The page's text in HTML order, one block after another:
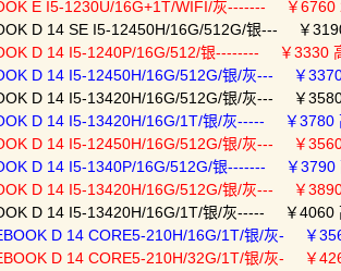
E I5-1230U/16G+1T/WIFI/灰------- ￥6760
D 14 SE I5-12450H/16G/512G/银--- ￥
D 14 I5-1240P/16G/512/银-------- ￥3330
D 14 I5-12450H/16G/512G/银/灰--- ￥
D 14 I5-13420H/16G/512G/银/灰--- ￥
D 14 I5-13420H/16G/1T/银/灰----- ￥3780
D 14 I5-12450H/16G/512G/银/灰--- ￥
D 14 I5-1340P/16G/512G/银------- ￥3790
D 14 I5-13420H/16G/512G/银/灰--- ￥
D 14 I5-13420H/16G/1T/银/灰----- ￥4060
D 14 CORE5-210H/16G/1T/银/灰- ￥
D 14 CORE5-210H/32G/1T/银/灰- ￥